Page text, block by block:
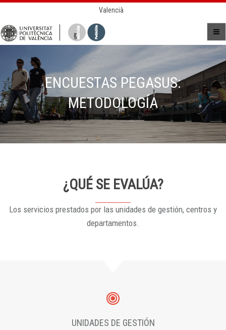
Valencià
ENCUESTAS PEGASUS:
METODOLOGÍA
¿QUÉ SE EVALÚA?
Los servicios prestados por las unidades de gestión, centros y
departamentos.
UNIDADES DE GESTIÓN